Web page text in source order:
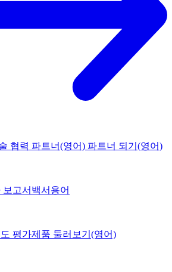
협력 파트너(영어) 파트너 되기(영어)
보고서 백서 용어
평가제품 둘러보기(영어)